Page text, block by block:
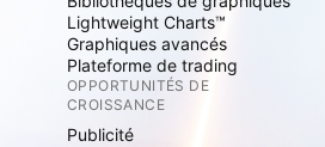
Lightweight Charts™
Graphiques avancés
Plateforme de trading
OPPORTUNITÉS DE
CROISSANCE
Publicité